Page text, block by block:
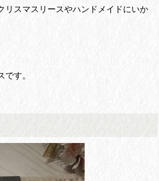
リスマスリースやハンドメイドにいか
す。